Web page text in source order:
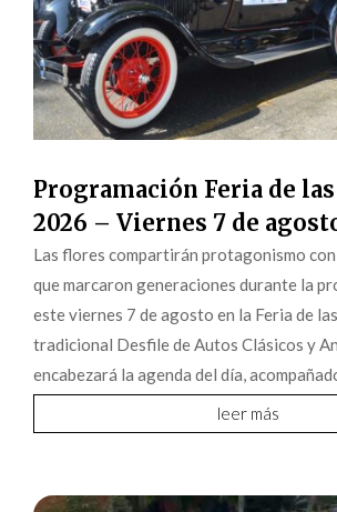
Programación Feria de
2026 – Viernes 7 de
Las flores compartirán protagonismo
que marcaron generaciones durante la
este viernes 7 de agosto en la Feria de
tradicional Desfile de Autos Clásicos y
encabezará la agenda del día,
leer más